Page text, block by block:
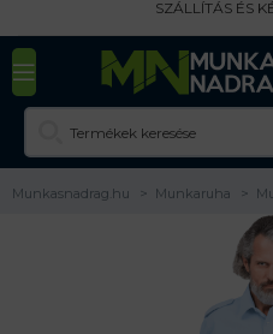
SZÁLLÍTÁS ÉS
Munkasnadrag.hu Munkaruha